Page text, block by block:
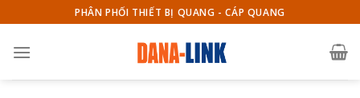
to
content
PHÂN PHỐI THIẾT BỊ QUANG - CÁP QUANG